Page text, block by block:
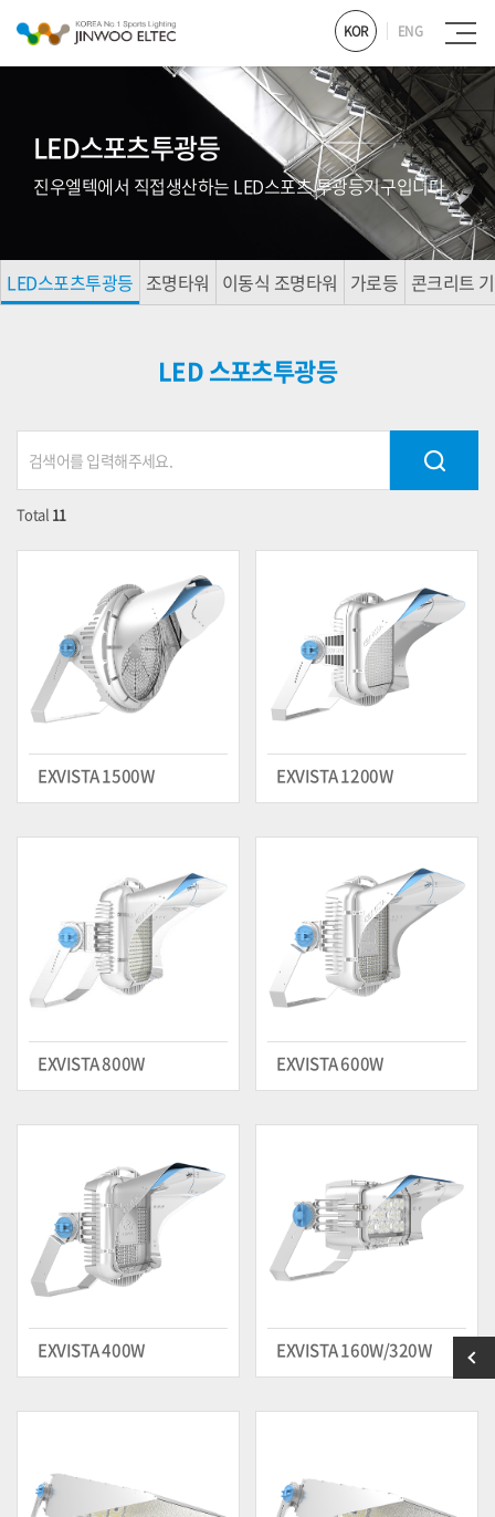
KOR ENG
LED스포츠투광등
진우엘텍에서 직접생산하는 LED스포츠 투광등기구입니다
LED스포츠투광등 조명타워 이동식 조명타워 가로등 콘크리트
LED 스포츠투광등
Total 11
EXVISTA 1500W EXVISTA 1200W
EXVISTA 800W EXVISTA 600W
EXVISTA 400W EXVISTA 160W/320W